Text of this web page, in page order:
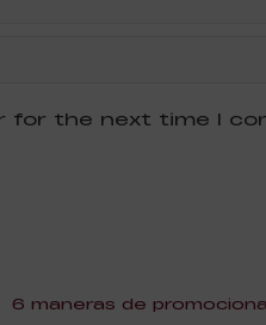
for the next time I
6 maneras de